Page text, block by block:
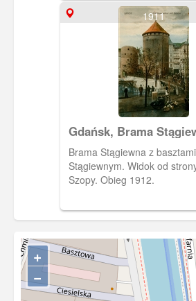
ulica Szafarnia. Pocztówka
przed 1905 r.
1911
Gdańsk, Brama
Brama Stągiewna z
Stągiewnym. Widok od
Szopy. Obieg 1912.
+
−